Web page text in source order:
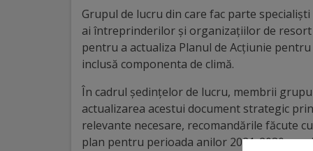
turistice
Sculpturi
(harta
sculpturilor)
Monumente
Grupul de lucru din care fac parte
ai întreprinderilor și organizațiilor de
pentru a actualiza Planul de Acțiunie
inclusă componenta de climă.
În cadrul ședințelor de lucru, membrii
actualizarea acestui document strategic
relevante necesare, recomandările făcute
plan pentru perioada anilor 2021-2030